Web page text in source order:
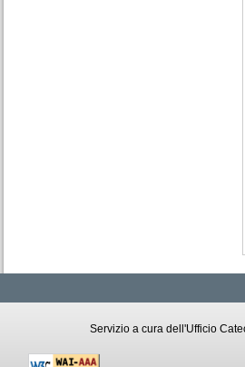
Servizio a cura dell'Ufficio